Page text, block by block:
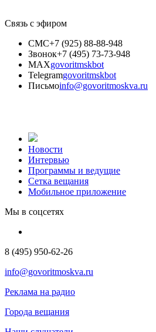
Связь с эфиром
СМС+7 (925) 88-88-948
Звонок+7 (495) 73-73-948
MAXgovoritmskbot
Telegramgovoritmskbot
Письмоinfo@govoritmoskva.ru
Новости
Интервью
Программы и ведущие
Сетка вещания
Мобильное приложение
Мы в соцсетях
8 (495) 950-62-26
info@govoritmoskva.ru
Реклама на радио
Города вещания